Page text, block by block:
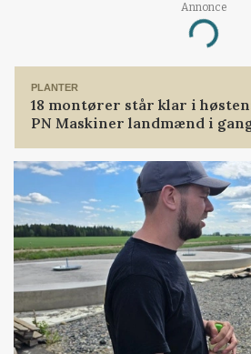
Annonce
Loading...
PLANTER
18 montører står klar i
PN Maskiner landmænd i